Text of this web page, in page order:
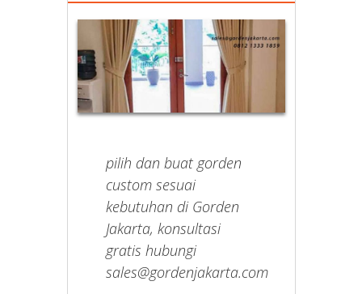
pilih dan buat gorden
custom sesuai
kebutuhan di Gorden
Jakarta, konsultasi
gratis hubungi
sales@gordenjakarta.com